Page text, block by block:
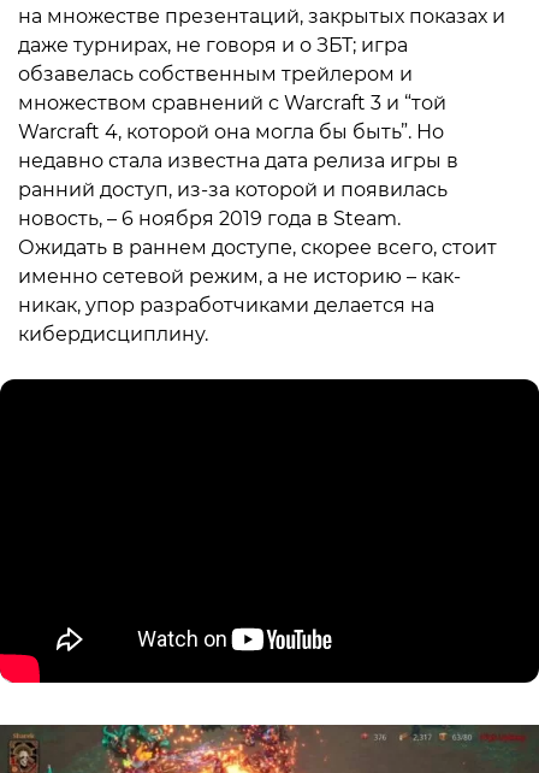
на множестве презентаций, закрытых показах и
даже турнирах, не говоря и о ЗБТ; игра
обзавелась собственным трейлером и
множеством сравнений с Warcraft 3 и “той
Warcraft 4, которой она могла бы быть”. Но
недавно стала известна дата релиза игры в
ранний доступ, из-за которой и появилась
новость, – 6 ноября 2019 года в Steam.
Ожидать в раннем доступе, скорее всего, стоит
именно сетевой режим, а не историю – как-
никак, упор разработчиками делается на
кибердисциплину.